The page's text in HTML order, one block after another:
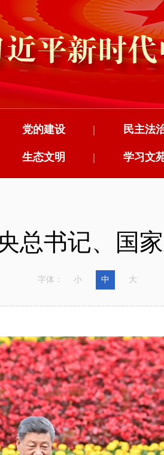
党的建设 民主法
|
生态文明 学习文
|
总书记、国
字体： 小 中 大